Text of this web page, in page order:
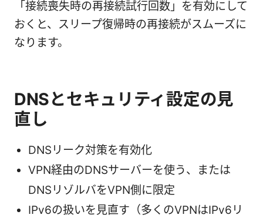
「接続喪失時の再接続試行回数」を有効にして
おくと、スリープ復帰時の再接続がスムーズに
なります。
DNSとセキュリティ設定の見
直し
DNSリーク対策を有効化
VPN経由のDNSサーバーを使う、または
DNSリゾルバをVPN側に限定
IPv6の扱いを見直す（多くのVPNはIPv6リ